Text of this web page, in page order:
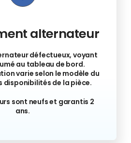
alternateur
défectueux, voyant
au tableau de bord.
varie selon le modèle du
disponibilités de la pièce.
sont neufs et garantis 2
ans.